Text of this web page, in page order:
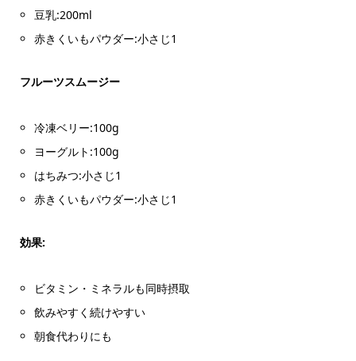
豆乳:200ml
赤きくいもパウダー:小さじ1
フルーツスムージー
冷凍ベリー:100g
ヨーグルト:100g
はちみつ:小さじ1
赤きくいもパウダー:小さじ1
効果:
ビタミン・ミネラルも同時摂取
飲みやすく続けやすい
朝食代わりにも